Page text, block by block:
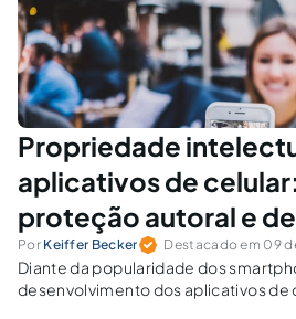
Propriedade
aplicativos de
proteção autoral e
Por Keiffer Becker Destacado em 09
Diante da popularidade dos
desenvolvimento dos aplicativos de